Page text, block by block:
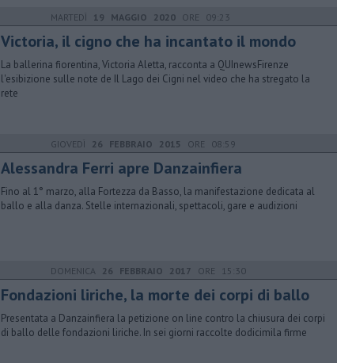
MARTEDÌ 19 MAGGIO 2020ORE 09:23
Victoria, il cigno che ha incantato il mondo
La ballerina fiorentina, Victoria Aletta, racconta a QUInewsFirenze
l'esibizione sulle note de Il Lago dei Cigni nel video che ha stregato la
rete
GIOVEDÌ 26 FEBBRAIO 2015 ORE 08:59
Alessandra Ferri apre Danzainfiera
Fino al 1° marzo, alla Fortezza da Basso, la manifestazione dedicata al
ballo e alla danza. Stelle internazionali, spettacoli, gare e audizioni
DOMENICA 26 FEBBRAIO 2017 ORE 15:30
Fondazioni liriche, la morte dei corpi di ballo
Presentata a Danzainfiera la petizione on line contro la chiusura dei corpi
di ballo delle fondazioni liriche. In sei giorni raccolte dodicimila firme